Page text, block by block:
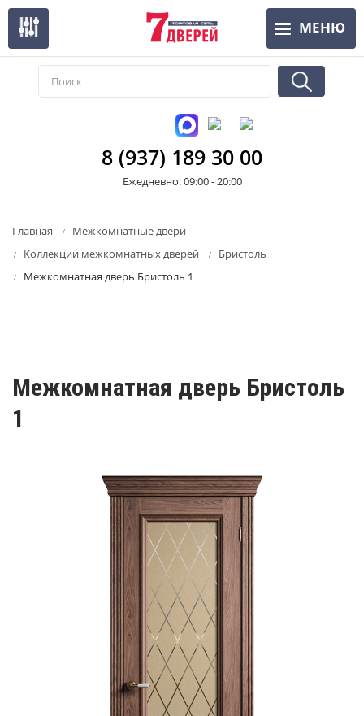
Перейти
основному
содержанию
МЕНЮ
8 (937) 189 30 00
Ежедневно: 09:00 - 20:00
Главная
Межкомнатные двери
Коллекции межкомнатных дверей
Бристоль
Межкомнатная дверь Бристоль 1
Межкомнатная дверь Бристоль
1